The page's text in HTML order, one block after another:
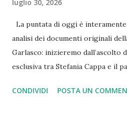
luglio 30, 2026
La puntata di oggi è
analisi dei documenti originali
Garlasco: inizieremo dall’ascolto
esclusiva tra Stefania Cappa e il
Tromello) nella quale è palpabile
CONDIVIDI POSTA UN